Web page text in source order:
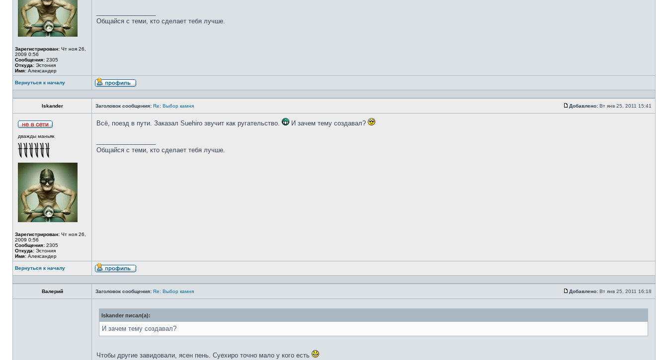
Зарегистрирован: Чт ноя 26,
2009 0:56
Сообщения: 2305
Откуда: Эстония
Имя: Александер
Общайся с теми, кто сделает тебя лучше.
Вернуться к началу
Iskander Заголовок сообщения: Re: Выбор камня Добавлено: Вт янв 25, 2011 15:41
дважды маньяк
Зарегистрирован: Чт ноя 26,
2009 0:56
Сообщения: 2305
Откуда: Эстония
Имя: Александер
Всё, поезд в пути. Заказал Suehiro звучит как ругательство. И зачем тему создавал?
Общайся с теми, кто сделает тебя лучше.
Вернуться к началу
Валерий Заголовок сообщения: Re: Выбор камня Добавлено: Вт янв 25, 2011 16:18
Iskander писал(а):
И зачем тему создавал?
Чтобы другие завидовали, ясен пень. Суехиро точно мало у кого есть